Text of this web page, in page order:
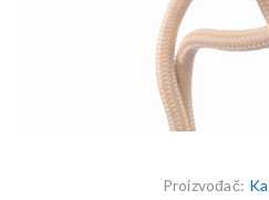
Proizvođač: